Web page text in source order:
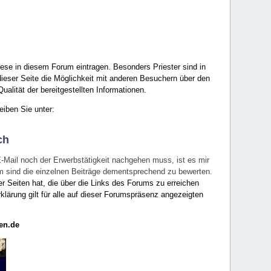
in diesem Forum eintragen. Besonders Priester sind in
Seite die Möglichkeit mit anderen Besuchern über den
der bereitgestellten Informationen.
Sie unter:
noch der Erwerbstätigkeit nachgehen muss, ist es mir
die einzelnen Beiträge dementsprechend zu bewerten.
Seiten hat, die über die Links des Forums zu erreichen
gilt für alle auf dieser Forumspräsenz angezeigten